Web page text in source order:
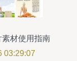
材使用指南
03:29:07